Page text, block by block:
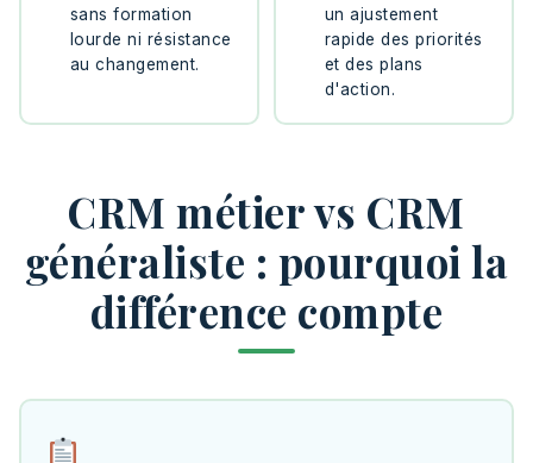
sans formation
lourde ni résistance
au changement.
un ajustement
rapide des priorités
et des plans
d'action.
CRM métier vs CRM
généraliste : pourquoi la
différence compte